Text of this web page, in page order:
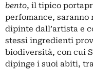
bento, il tipico
perfomance,
dipinte dall’artista e
stessi ingredienti
biodiversità, con cui
dipinge i suoi abiti,